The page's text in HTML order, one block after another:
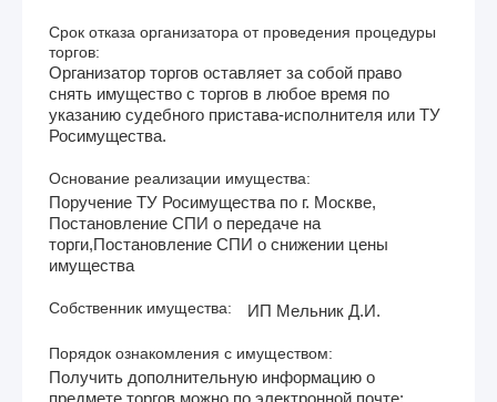
Срок отказа организатора от проведения процедуры
торгов:
Организатор торгов оставляет за собой право
снять имущество с торгов в любое время по
указанию судебного пристава-исполнителя или ТУ
Росимущества.
Основание реализации имущества:
Поручение ТУ Росимущества по г. Москве,
Постановление СПИ о передаче на
торги,Постановление СПИ о снижении цены
имущества
Собственник имущества: ИП Мельник Д.И.
Порядок ознакомления с имуществом:
Получить дополнительную информацию о
предмете торгов можно по электронной почте: